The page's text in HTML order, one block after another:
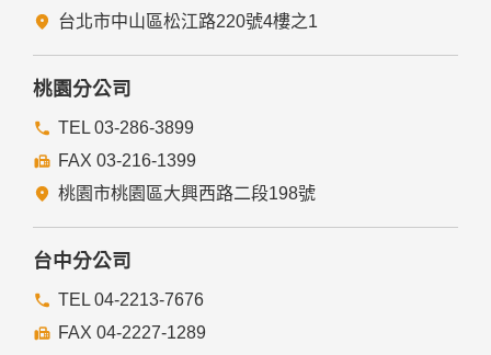
五、與第三人共用個人資料之政策
本網站絕不會提供、交換、出租或出售任何您的個人資料給其
他個人、團體、私人企業或公務機關，但有法律依據或合約義
務者，不在此限。
前項但書之情形包括不限於：
經由您書面同意。
法律明文規定。
與公務機關或學術研究機構合作，基於公共利益為統計或學術
研究而有必要，且資料經過提供者處理或蒐集者依其揭露方式
無從識別特定之當事人。
當您在網站的行為，違反服務條款或可能損害或妨礙網站與其
揭露您的個人資料是為了辨識、聯絡或採取法律行動所必要
台北市中山區松江路220號4樓之1
桃園分公司
TEL 03-286-3899
FAX 03-216-1399
桃園市桃園區大興西路二段198號
台中分公司
TEL 04-2213-7676
FAX 04-2227-1289